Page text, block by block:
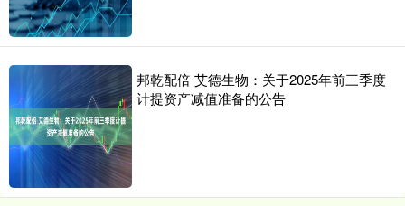
邦乾配倍 艾德生物：关于2025年前三季度
计提资产减值准备的公告